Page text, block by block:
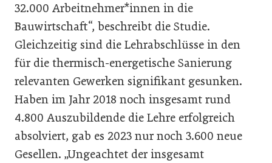
32.000 Arbeitnehmer*innen in die
Bauwirtschaft“, beschreibt die Studie.
Gleichzeitig sind die Lehrabschlüsse in den
für die thermisch-energetische Sanierung
relevanten Gewerken signifikant gesunken.
Haben im Jahr 2018 noch insgesamt rund
4.800 Auszubildende die Lehre erfolgreich
absolviert, gab es 2023 nur noch 3.600 neue
Gesellen. „Ungeachtet der insgesamt